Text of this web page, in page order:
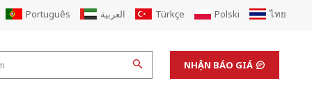
Português العربية Türkçe Polski ไทย
NHẬN BÁO GIÁ